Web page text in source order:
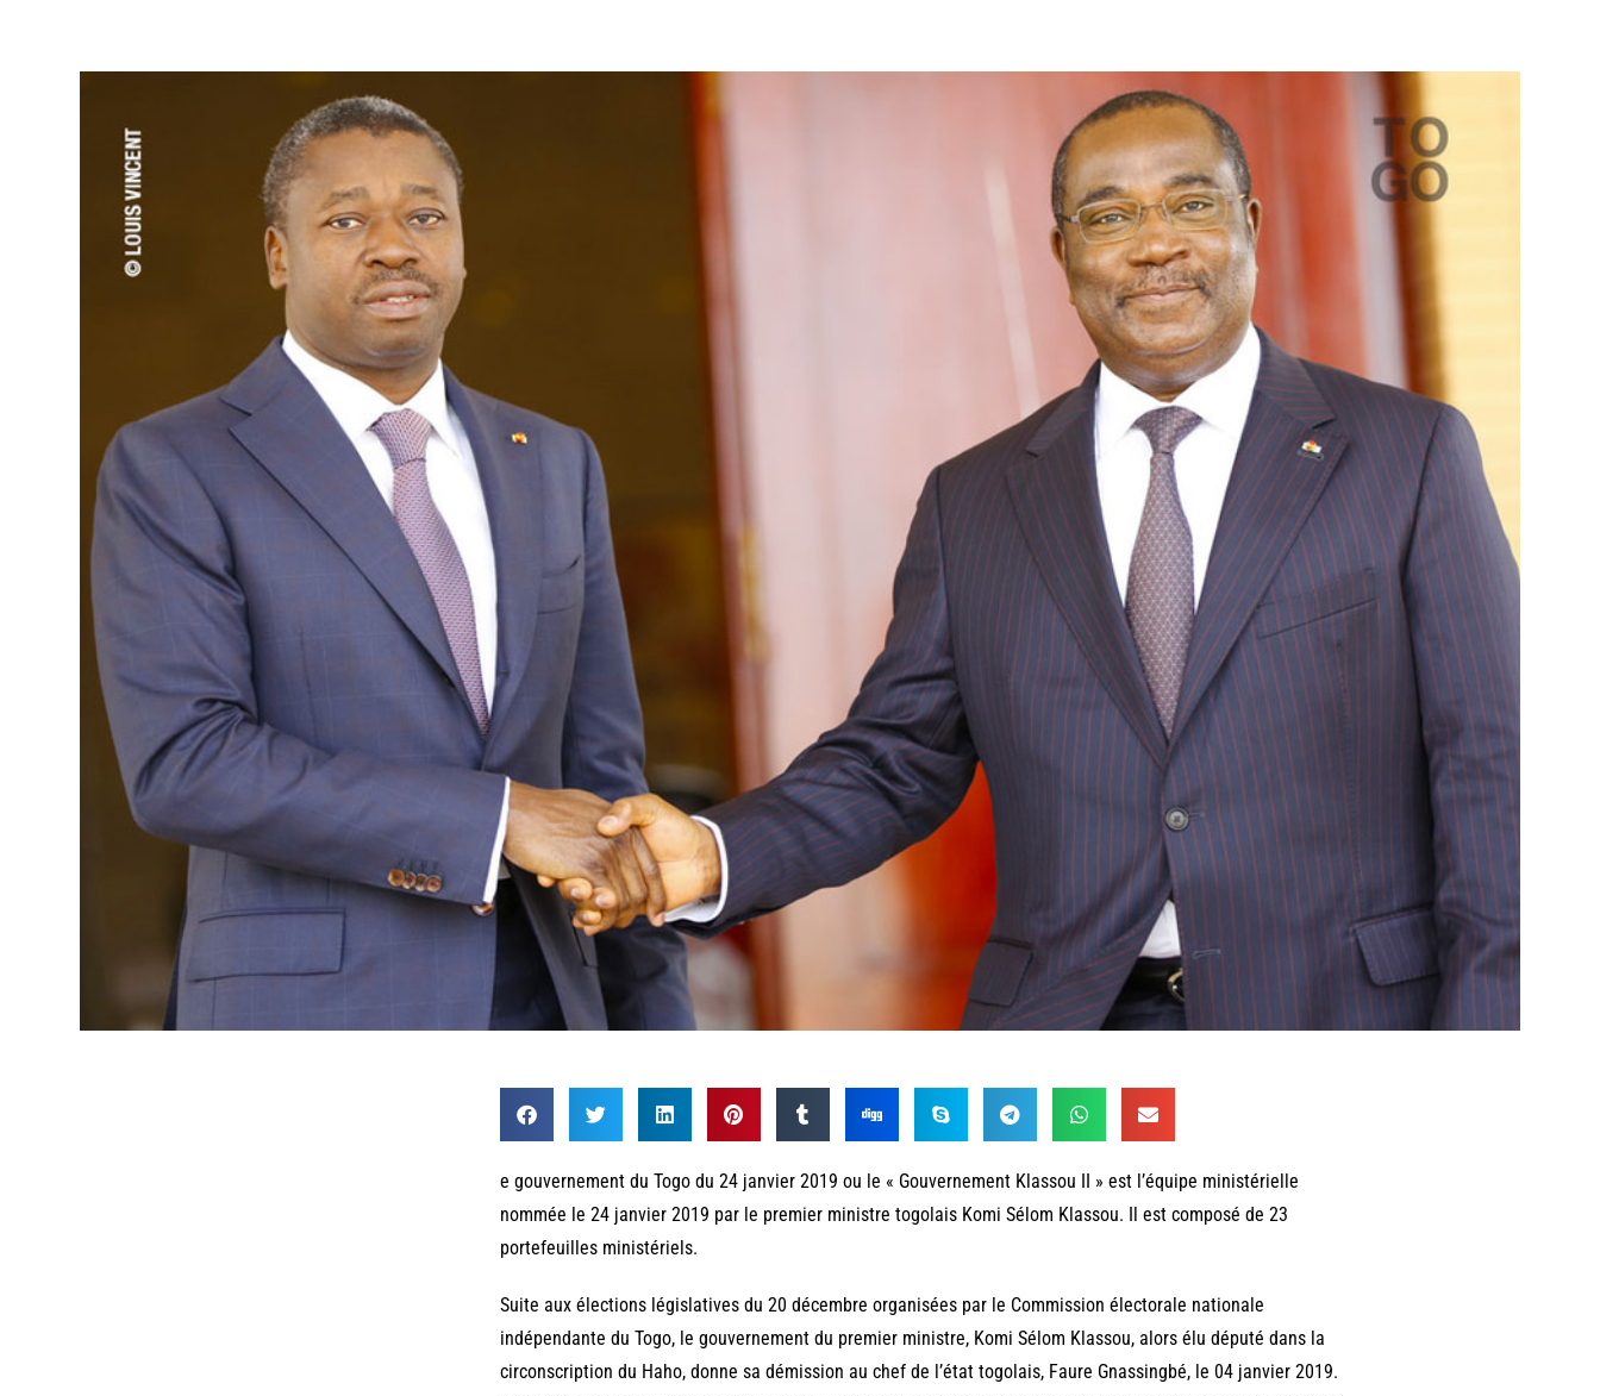
e gouvernement du Togo du 24 janvier 2019 ou le « Gouvernement Klassou II » est l’équipe ministérielle
nommée le 24 janvier 2019 par le premier ministre togolais Komi Sélom Klassou. Il est composé de 23
portefeuilles ministériels.
Suite aux élections législatives du 20 décembre organisées par le Commission électorale nationale
indépendante du Togo, le gouvernement du premier ministre, Komi Sélom Klassou, alors élu député dans la
circonscription du Haho, donne sa démission au chef de l’état togolais, Faure Gnassingbé, le 04 janvier 2019.